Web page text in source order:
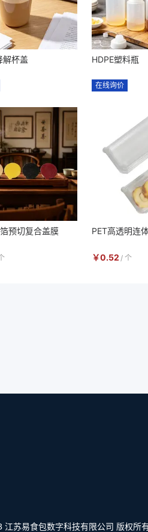
解杯盖 HDPE塑料瓶
在线询价
预切复合盖膜 PET高透明连
￥0.52 / 个
苏易食包数字科技有限公司 版权所